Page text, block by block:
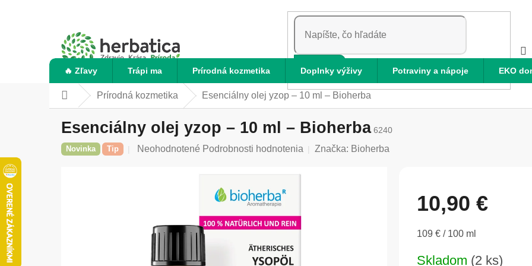
HĽADAŤ
🔥 Zľavy Trápi ma Prírodná kozmetika Doplnky výživy Potraviny a nápoje EKO
DomovPrírodná kozmetika Esenciálny olej yzop – 10 ml – Bioherba
Esenciálny olej yzop – 10 ml – Bioherba 6240
Novinka Tip
Priemerné
hviezdičiek.
Neohodnotené Podrobnosti hodnotenia Značka: Bioherba
10,90 €
Jednotková
109 € / 100 ml
Skladom (2 ks)